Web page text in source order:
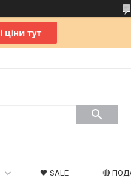
🖤 SALE 🔴